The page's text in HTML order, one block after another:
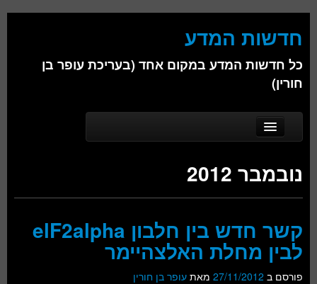
חדשות המדע
כל חדשות המדע במקום אחד (בעריכת עופר בן
חורין)
Main menu
Skip to primary content
Skip to secondary content
אודות
כימיה
פיזיקה
נובמבר 2012
קשר חדש בין חלבון elF2alpha
לבין מחלת האלצהיימר
פורסם ב 27/11/2012 מאת עופר בן חורין